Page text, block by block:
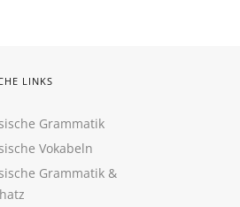
LINKS
Grammatik
Vokabeln
Grammatik &